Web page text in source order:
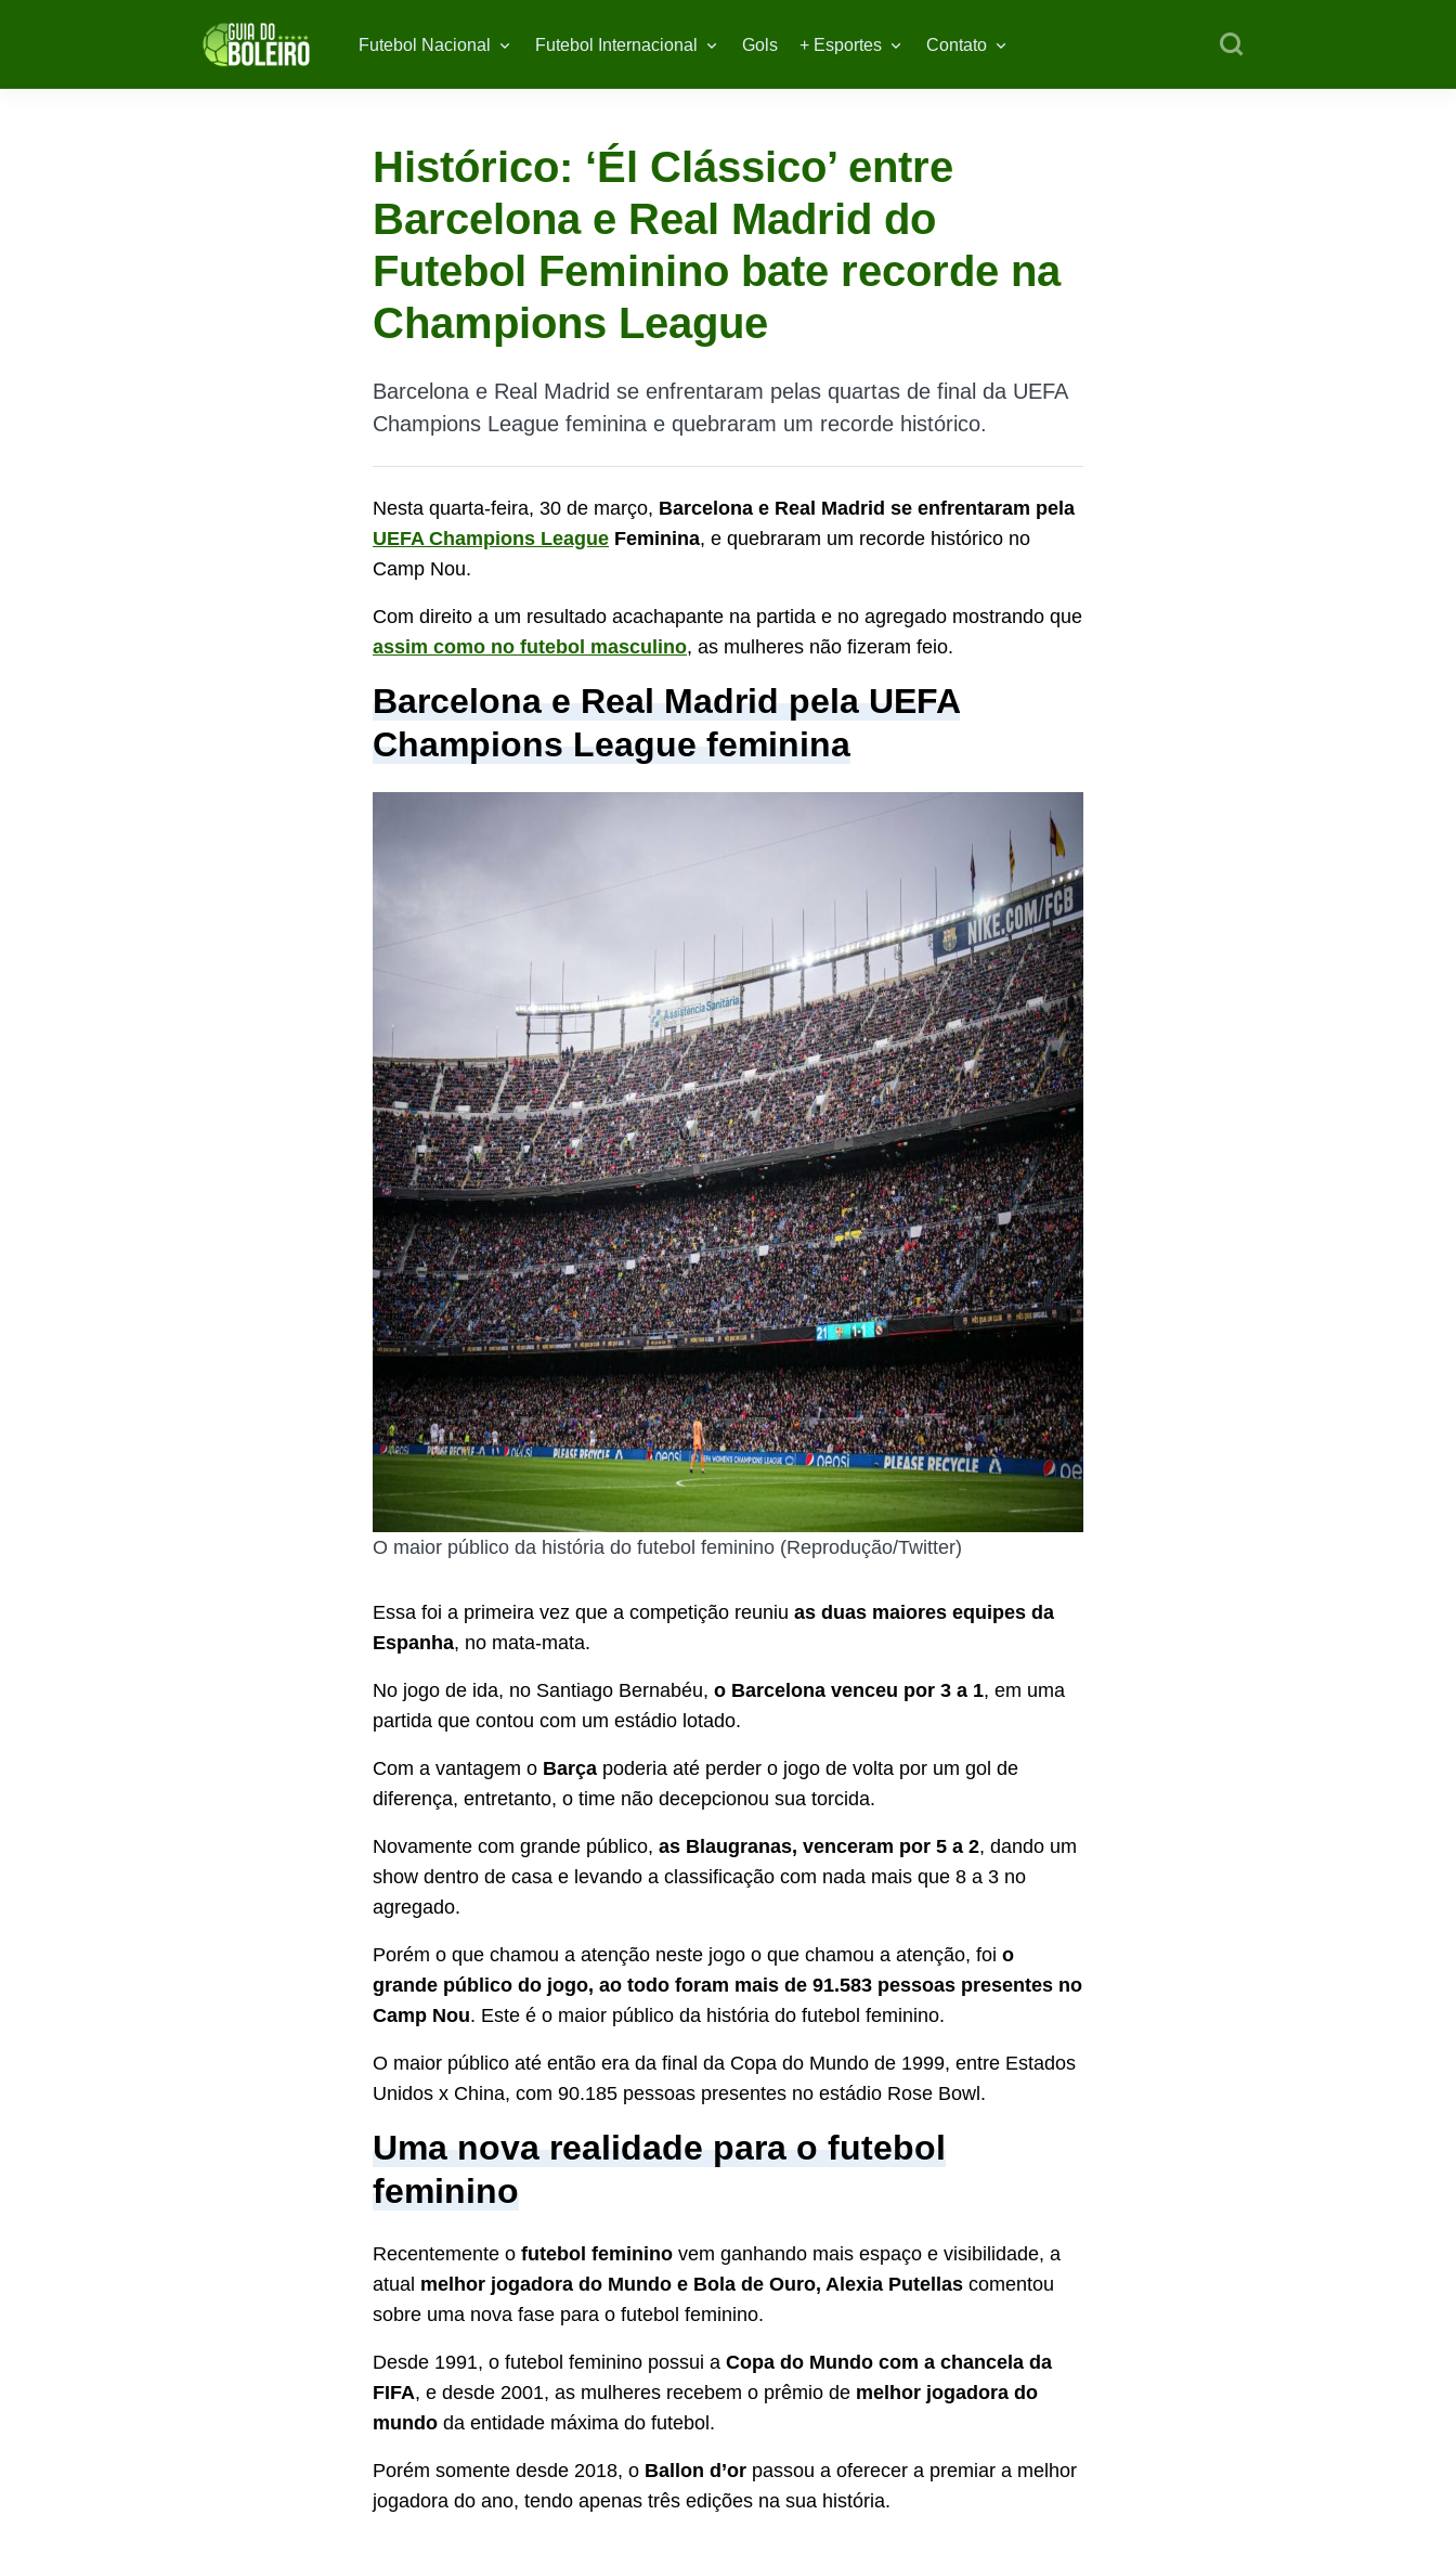
Futebol Nacional Futebol Internacional Gols + Esportes Contato
Histórico: ‘Él Clássico’ entre
Barcelona e Real Madrid do
Futebol Feminino bate recorde na
Champions League
Barcelona e Real Madrid se enfrentaram pelas quartas de final da UEFA
Champions League feminina e quebraram um recorde histórico.
Nesta quarta-feira, 30 de março, Barcelona e Real Madrid se enfrentaram pela
UEFA Champions League Feminina, e quebraram um recorde histórico no
Camp Nou.
Com direito a um resultado acachapante na partida e no agregado mostrando que
assim como no futebol masculino, as mulheres não fizeram feio.
Barcelona e Real Madrid pela UEFA
Champions League feminina
O maior público da história do futebol feminino (Reprodução/Twitter)
Essa foi a primeira vez que a competição reuniu as duas maiores equipes da
Espanha, no mata-mata.
No jogo de ida, no Santiago Bernabéu, o Barcelona venceu por 3 a 1, em uma
partida que contou com um estádio lotado.
Com a vantagem o Barça poderia até perder o jogo de volta por um gol de
diferença, entretanto, o time não decepcionou sua torcida.
Novamente com grande público, as Blaugranas, venceram por 5 a 2, dando um
show dentro de casa e levando a classificação com nada mais que 8 a 3 no
agregado.
Porém o que chamou a atenção neste jogo o que chamou a atenção, foi o
grande público do jogo, ao todo foram mais de 91.583 pessoas presentes no
Camp Nou. Este é o maior público da história do futebol feminino.
O maior público até então era da final da Copa do Mundo de 1999, entre Estados
Unidos x China, com 90.185 pessoas presentes no estádio Rose Bowl.
Uma nova realidade para o futebol
feminino
Recentemente o futebol feminino vem ganhando mais espaço e visibilidade, a
atual melhor jogadora do Mundo e Bola de Ouro, Alexia Putellas comentou
sobre uma nova fase para o futebol feminino.
Desde 1991, o futebol feminino possui a Copa do Mundo com a chancela da
FIFA, e desde 2001, as mulheres recebem o prêmio de melhor jogadora do
mundo da entidade máxima do futebol.
Porém somente desde 2018, o Ballon d’or passou a oferecer a premiar a melhor
jogadora do ano, tendo apenas três edições na sua história.